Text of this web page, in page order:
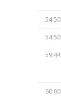
54:50
54:50
59:44
60:00